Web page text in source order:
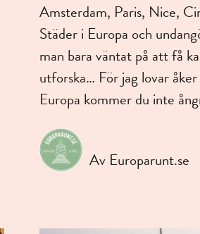
Amsterdam, Paris, Nice,
Städer i Europa och
man bara väntat på att få
utforska… För jag lovar
Europa kommer du inte
Av Europarunt.se